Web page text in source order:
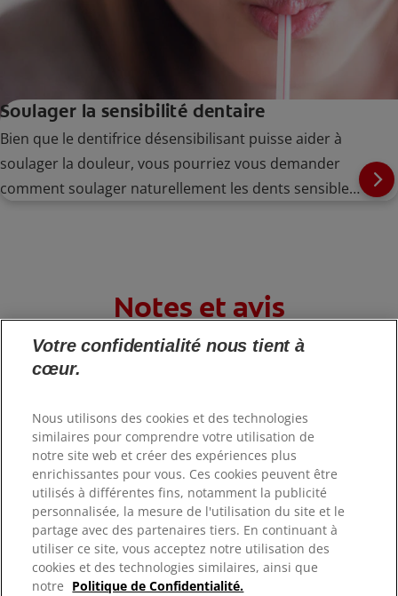
Soulager la sensibilité dentaire
Bien que le dentifrice désensibilisant puisse aider à
soulager la douleur, vous pourriez vous demander
comment soulager naturellement les dents sensibles
Notes et avis
PRODUITS
SANTÉ BUCCO-DENTAIRE
MISSION
BILAN DE SANTÉ BUCCO-DENTAIRE
Votre confidentialité nous tient à
cœur.
Nous utilisons des cookies et des technologies
similaires pour comprendre votre utilisation de
notre site web et créer des expériences plus
enrichissantes pour vous. Ces cookies peuvent être
utilisés à différentes fins, notamment la publicité
personnalisée, la mesure de l'utilisation du site et le
partage avec des partenaires tiers. En continuant à
utiliser ce site, vous acceptez notre utilisation des
cookies et des technologies similaires, ainsi que
notre Politique de Confidentialité.